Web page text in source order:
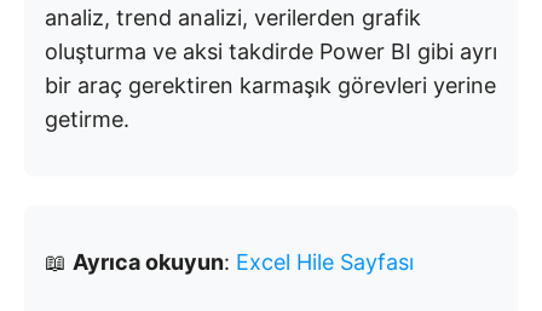
analiz, trend analizi, verilerden grafik
oluşturma ve aksi takdirde Power BI gibi ayrı
bir araç gerektiren karmaşık görevleri yerine
getirme.
📖 Ayrıca okuyun: Excel Hile Sayfası